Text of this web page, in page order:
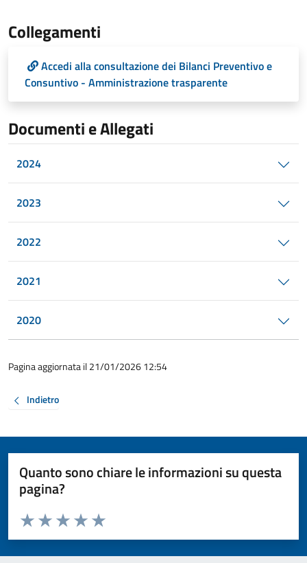
Collegamenti
Accedi alla consultazione dei Bilanci Preventivo e
Consuntivo - Amministrazione trasparente
Documenti e Allegati
2024
2023
2022
2021
2020
Pagina aggiornata il 21/01/2026 12:54
Indietro
Quanto sono chiare le informazioni su questa
pagina?
Valuta da 1 a 5 stelle la pagina
Valuta 5 stelle su 5
Valuta 4 stelle su 5
Valuta 3 stelle su 5
Valuta 2 stelle su 5
Valuta 1 stelle su 5